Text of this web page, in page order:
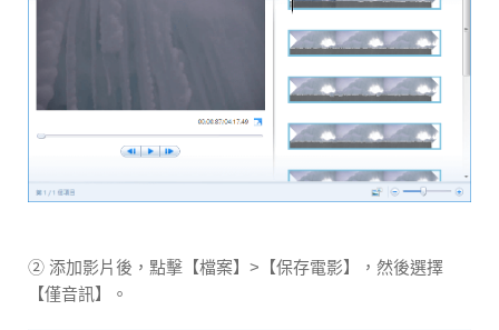
② 添加影片後，點擊【檔案】>【保存電影】，然後選擇
【僅音訊】。